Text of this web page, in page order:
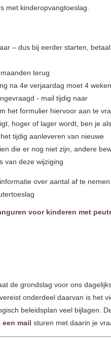
met kinderopvangtoeslag.
– dus bij eerder starten,
terug
na 4e verjaardag moet 4
- mail tijdig naar
het formulier hiervoor aan te
hoger of lager wordt, ben je als
tijdig aanleveren van nieuwe
die er nog niet zijn, andere
van deze wijziging
over aantal af te
voor kinderen met
de grondslag voor ons
onderdeel daarvan is het
beleidsplan veel bijlagen.
een mail sturen met daarin je